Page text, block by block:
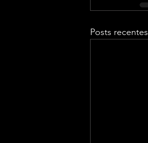
Posts recentes